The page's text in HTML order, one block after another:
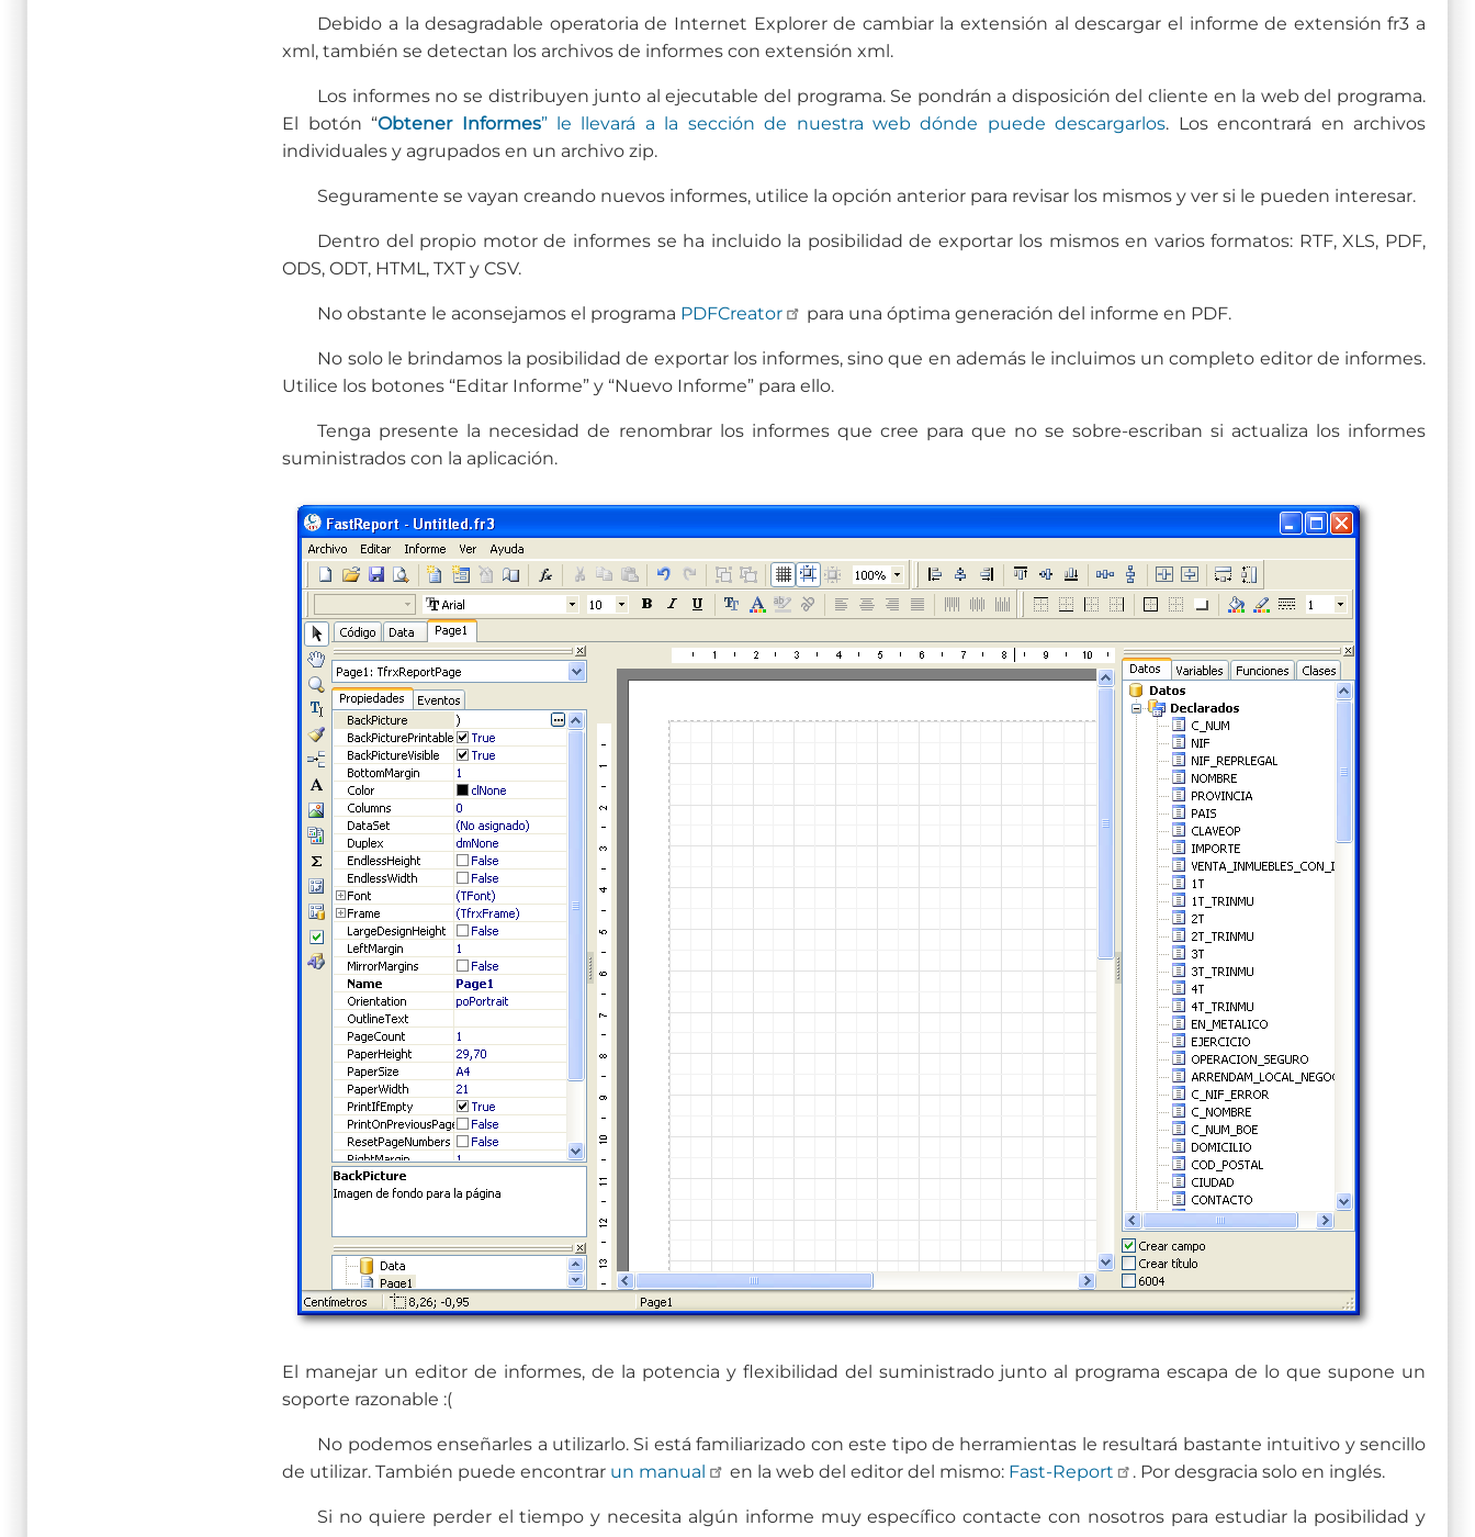
Debido a la desagradable operatoria de Internet Explorer de cambiar la extensión al descargar el informe de extensión fr3 a
xml, también se detectan los archivos de informes con extensión xml.
Los informes no se distribuyen junto al ejecutable del programa. Se pondrán a disposición del cliente en la web del programa.
El botón “Obtener Informes” le llevará a la sección de nuestra web dónde puede descargarlos. Los encontrará en archivos
individuales y agrupados en un archivo zip.
Seguramente se vayan creando nuevos informes, utilice la opción anterior para revisar los mismos y ver si le pueden interesar.
Dentro del propio motor de informes se ha incluido la posibilidad de exportar los mismos en varios formatos: RTF, XLS, PDF,
ODS, ODT, HTML, TXT y CSV.
No obstante le aconsejamos el programa PDFCreator para una óptima generación del informe en PDF.
No solo le brindamos la posibilidad de exportar los informes, sino que en además le incluimos un completo editor de informes.
Utilice los botones “Editar Informe” y “Nuevo Informe” para ello.
Tenga presente la necesidad de renombrar los informes que cree para que no se sobre-escriban si actualiza los informes
suministrados con la aplicación.
El manejar un editor de informes, de la potencia y flexibilidad del suministrado junto al programa escapa de lo que supone un
soporte razonable :(
No podemos enseñarles a utilizarlo. Si está familiarizado con este tipo de herramientas le resultará bastante intuitivo y sencillo
de utilizar. También puede encontrar un manual en la web del editor del mismo: Fast-Report . Por desgracia solo en inglés.
Si no quiere perder el tiempo y necesita algún informe muy específico contacte con nosotros para estudiar la posibilidad y